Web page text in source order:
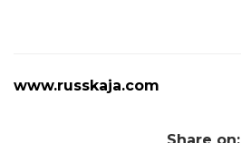
www.russkaja.com